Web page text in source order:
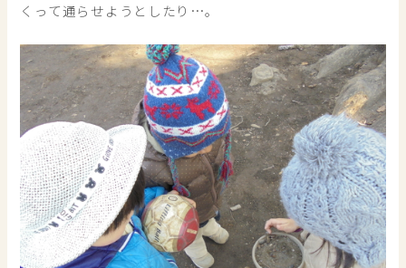
くって通らせようとしたり…。